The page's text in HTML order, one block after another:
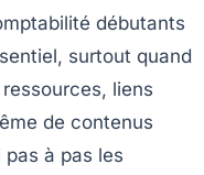
débutants
surtout quand
liens
de contenus
à pas les